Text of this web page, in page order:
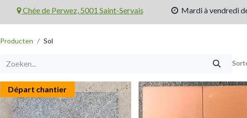
Chée​ de Perwez, 5001 Saint-Servais Mardi à vendredi
Producten Sol
Départ chantier